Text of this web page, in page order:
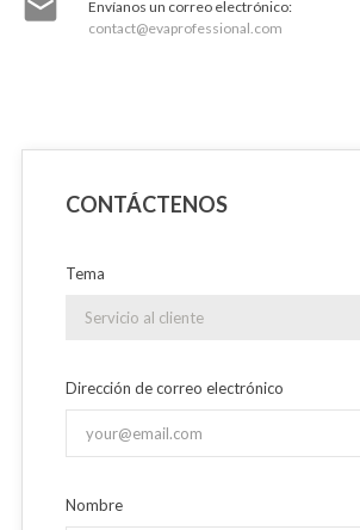

Envíanos un correo electrónico:
contact@evaprofessional.com
CONTÁCTENOS
Tema
Dirección de correo electrónico
Nombre